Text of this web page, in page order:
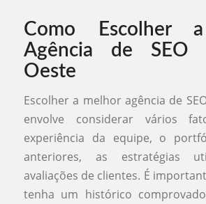
Como Escolher
Agência de SEO
Oeste
Escolher a melhor agência de
envolve considerar vários
experiência da equipe, o
anteriores, as estratégias
avaliações de clientes. É
tenha um histórico